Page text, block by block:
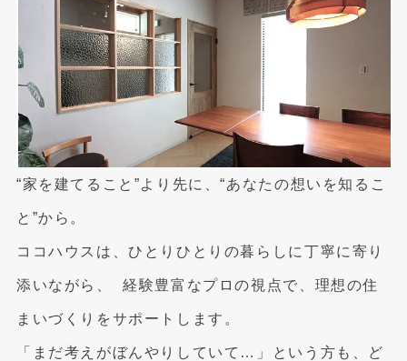
“家を建てること”より先に、“あなたの想いを知るこ
と”から。
ココハウスは、ひとりひとりの暮らしに丁寧に寄り
添いながら、経験豊富なプロの視点で、理想の住
まいづくりをサポートします。
「まだ考えがぼんやりしていて…」という方も、ど